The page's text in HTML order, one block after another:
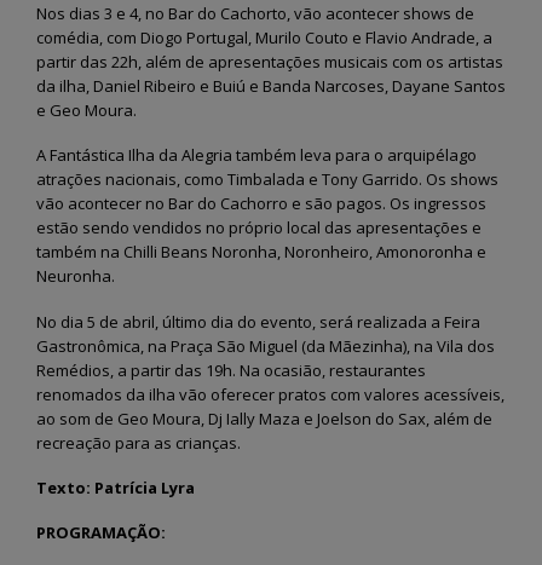
Nos dias 3 e 4, no Bar do Cachorto, vão acontecer shows de
comédia, com Diogo Portugal, Murilo Couto e Flavio Andrade, a
partir das 22h, além de apresentações musicais com os artistas
da ilha, Daniel Ribeiro e Buiú e Banda Narcoses, Dayane Santos
e Geo Moura.
A Fantástica Ilha da Alegria também leva para o arquipélago
atrações nacionais, como Timbalada e Tony Garrido. Os shows
vão acontecer no Bar do Cachorro e são pagos. Os ingressos
estão sendo vendidos no próprio local das apresentações e
também na Chilli Beans Noronha, Noronheiro, Amonoronha e
Neuronha.
No dia 5 de abril, último dia do evento, será realizada a Feira
Gastronômica, na Praça São Miguel (da Mãezinha), na Vila dos
Remédios, a partir das 19h. Na ocasião, restaurantes
renomados da ilha vão oferecer pratos com valores acessíveis,
ao som de Geo Moura, Dj Ially Maza e Joelson do Sax, além de
recreação para as crianças.
Texto: Patrícia Lyra
PROGRAMAÇÃO: